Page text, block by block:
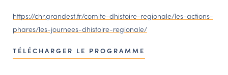
https://chr.grandest.fr/comite-dhistoire-regionale/les-actions-
phares/les-journees-dhistoire-regionale/
TÉLÉCHARGER LE PROGRAMME